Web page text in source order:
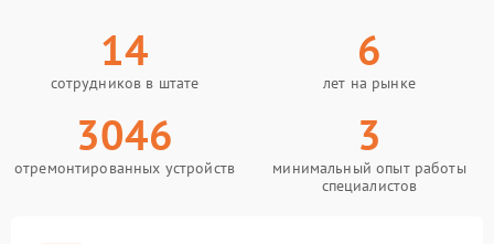
14
сотрудников в штате
6
лет на рынке
3046
отремонтированных устройств
3
минимальный опыт работы
специалистов